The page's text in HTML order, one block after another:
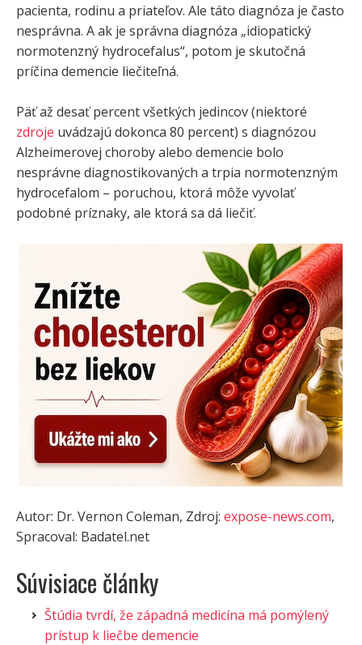
pacienta, rodinu a priateľov. Ale táto diagnóza je často
nesprávna. A ak je správna diagnóza „idiopatický
normotenzný hydrocefalus“, potom je skutočná
príčina demencie liečiteľná.
Päť až desať percent všetkých jedincov (niektoré
zdroje uvádzajú dokonca 80 percent) s diagnózou
Alzheimerovej choroby alebo demencie bolo
nesprávne diagnostikovaných a trpia normotenzným
hydrocefalom – poruchou, ktorá môže vyvolať
podobné príznaky, ale ktorá sa dá liečiť.
Autor: Dr. Vernon Coleman, Zdroj: expose-news.com,
Spracoval: Badatel.net
Súvisiace články
Štúdia tvrdí, že západná medicína má pomýlený
prístup k liečbe demencie